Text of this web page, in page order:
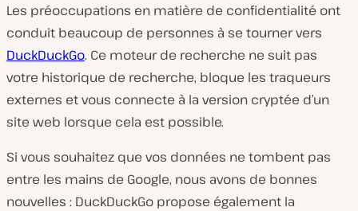
Les préoccupations en matière de confidentialité ont
conduit beaucoup de personnes à se tourner vers
DuckDuckGo. Ce moteur de recherche ne suit pas
votre historique de recherche, bloque les traqueurs
externes et vous connecte à la version cryptée d’un
site web lorsque cela est possible.
Si vous souhaitez que vos données ne tombent pas
entre les mains de Google, nous avons de bonnes
nouvelles : DuckDuckGo propose également la